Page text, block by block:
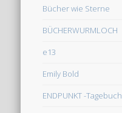
Bücher wie Sterne
BÜCHERWURMLOCH
e13
Emily Bold
ENDPUNKT -Tagebuch